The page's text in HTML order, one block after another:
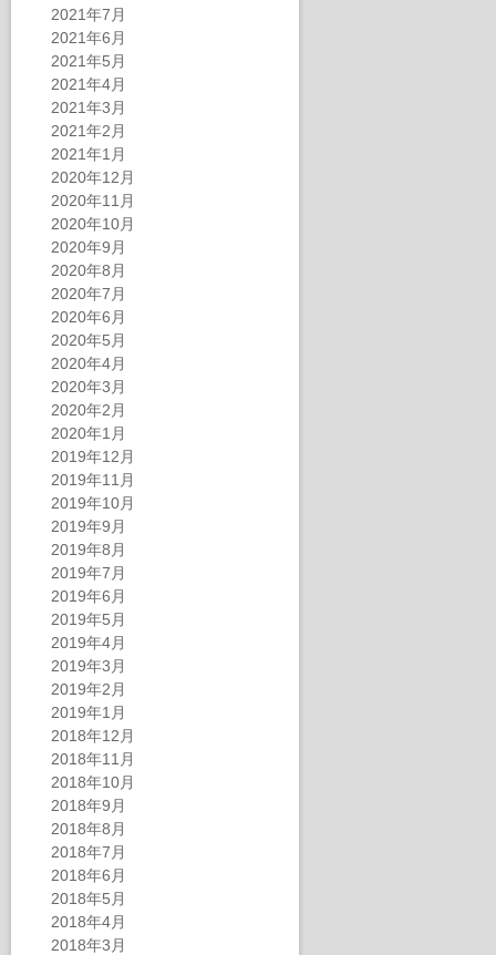
2021年7月
2021年6月
2021年5月
2021年4月
2021年3月
2021年2月
2021年1月
2020年12月
2020年11月
2020年10月
2020年9月
2020年8月
2020年7月
2020年6月
2020年5月
2020年4月
2020年3月
2020年2月
2020年1月
2019年12月
2019年11月
2019年10月
2019年9月
2019年8月
2019年7月
2019年6月
2019年5月
2019年4月
2019年3月
2019年2月
2019年1月
2018年12月
2018年11月
2018年10月
2018年9月
2018年8月
2018年7月
2018年6月
2018年5月
2018年4月
2018年3月